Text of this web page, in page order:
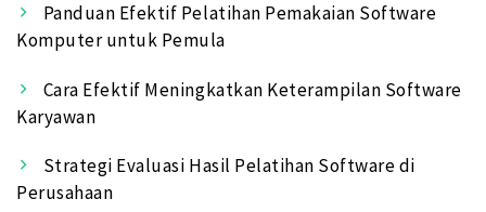
Panduan Efektif Pelatihan Pemakaian Software
Komputer untuk Pemula
Cara Efektif Meningkatkan Keterampilan Software
Karyawan
Strategi Evaluasi Hasil Pelatihan Software di
Perusahaan